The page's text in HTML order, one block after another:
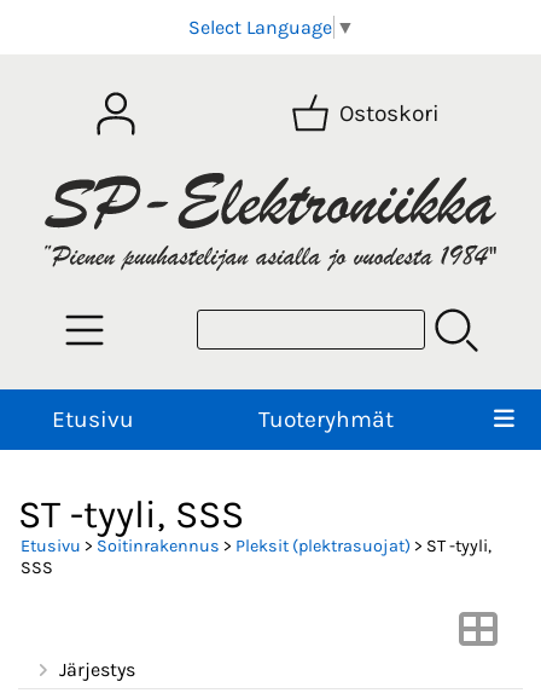
Select Language ▼
Ostoskori
Etusivu Tuoteryhmät
ST -tyyli, SSS
Etusivu > Soitinrakennus > Pleksit (plektrasuojat) > ST -tyyli,
SSS
Järjestys